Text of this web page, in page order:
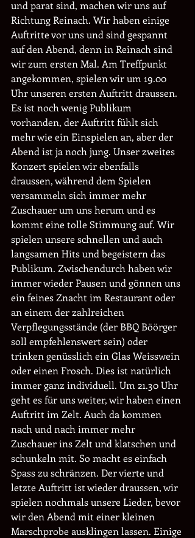
und parat sind, machen wir uns auf
Richtung Reinach. Wir haben einige
Auftritte vor uns und sind gespannt
auf den Abend, denn in Reinach sind
wir zum ersten Mal. Am Treffpunkt
angekommen, spielen wir um 19.00
Uhr unseren ersten Auftritt draussen.
Es ist noch wenig Publikum
vorhanden, der Auftritt fühlt sich
mehr wie ein Einspielen an, aber der
Abend ist ja noch jung. Unser zweites
Konzert spielen wir ebenfalls
draussen, während dem Spielen
versammeln sich immer mehr
Zuschauer um uns herum und es
kommt eine tolle Stimmung auf. Wir
spielen unsere schnellen und auch
langsamen Hits und begeistern das
Publikum. Zwischendurch haben wir
immer wieder Pausen und gönnen uns
ein feines Znacht im Restaurant oder
an einem der zahlreichen
Verpflegungsstände (der BBQ Böörger
soll empfehlenswert sein) oder
trinken genüsslich ein Glas Weisswein
oder einen Frosch. Dies ist natürlich
immer ganz individuell. Um 21.30 Uhr
geht es für uns weiter, wir haben einen
Auftritt im Zelt. Auch da kommen
nach und nach immer mehr
Zuschauer ins Zelt und klatschen und
schunkeln mit. So macht es einfach
Spass zu schränzen. Der vierte und
letzte Auftritt ist wieder draussen, wir
spielen nochmals unsere Lieder, bevor
wir den Abend mit einer kleinen
Marschprobe ausklingen lassen. Einige